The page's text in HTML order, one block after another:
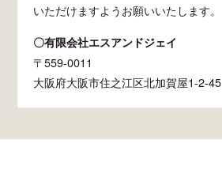
いただけますようお願いいたします。
〇有限会社エスアンドジェイ
〒559-0011
大阪府大阪市住之江区北加賀屋1-2-45